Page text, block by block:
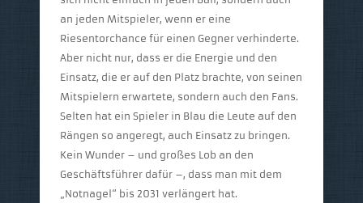
an jeden Mitspieler, wenn er eine
Riesentorchance für einen Gegner verhinderte.
Aber nicht nur, dass er die Energie und den
Einsatz, die er auf den Platz brachte, von seinen
Mitspielern erwartete, sondern auch den Fans.
Selten hat ein Spieler in Blau die Leute auf den
Rängen so angeregt, auch Einsatz zu bringen.
Kein Wunder – und großes Lob an den
Geschäftsführer dafür –, dass man mit dem
„Notnagel“ bis 2031 verlängert hat.